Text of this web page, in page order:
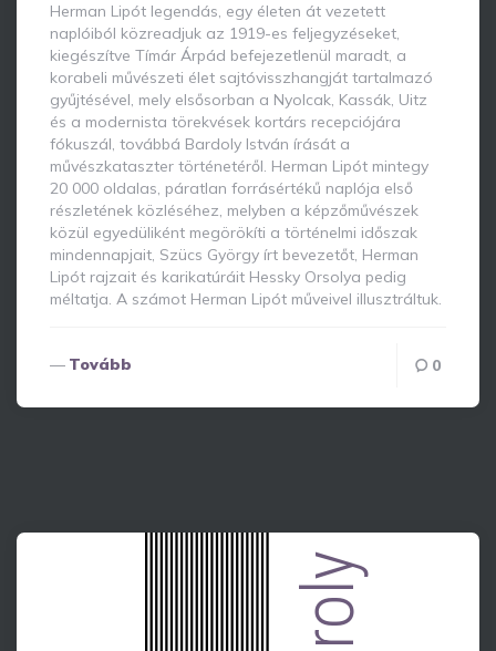
Herman Lipót legendás, egy életen át vezetett
naplóiból közreadjuk az 1919-es feljegyzéseket,
kiegészítve Tímár Árpád befejezetlenül maradt, a
korabeli művészeti élet sajtóvisszhangját tartalmazó
gyűjtésével, mely elsősorban a Nyolcak, Kassák, Uitz
és a modernista törekvések kortárs recepciójára
fókuszál, továbbá Bardoly István írását a
művészkataszter történetéről. Herman Lipót mintegy
20 000 oldalas, páratlan forrásértékű naplója első
részletének közléséhez, melyben a képzőművészek
közül egyedüliként megörökíti a történelmi időszak
mindennapjait, Szücs György írt bevezetőt, Herman
Lipót rajzait és karikatúráit Hessky Orsolya pedig
méltatja. A számot Herman Lipót műveivel illusztráltuk.
Tovább 0